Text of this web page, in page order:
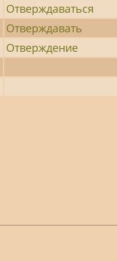
Отверждаваться
Отверждавать
Отверждение